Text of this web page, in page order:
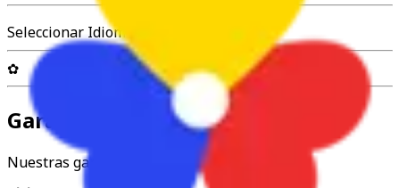
Seleccionar Idioma
✿
Garantía y confianza
Nuestras garantías